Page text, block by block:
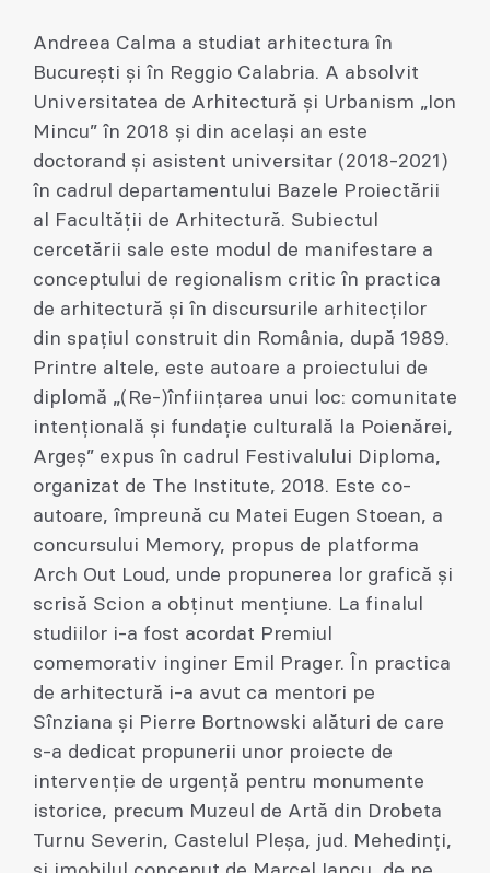
Andreea Calma a studiat arhitectura în
București și în Reggio Calabria. A absolvit
Universitatea de Arhitectură și Urbanism „Ion
Mincu” în 2018 și din același an este
doctorand și asistent universitar (2018-2021)
în cadrul departamentului Bazele Proiectării
al Facultății de Arhitectură. Subiectul
cercetării sale este modul de manifestare a
conceptului de regionalism critic în practica
de arhitectură și în discursurile arhitecților
din spațiul construit din România, după 1989.
Printre altele, este autoare a proiectului de
diplomă „(Re-)înființarea unui loc: comunitate
intenţională și fundație culturală la Poienărei,
Argeș” expus în cadrul Festivalului Diploma,
organizat de The Institute, 2018. Este co-
autoare, împreună cu Matei Eugen Stoean, a
concursului Memory, propus de platforma
Arch Out Loud, unde propunerea lor grafică și
scrisă Scion a obținut mențiune. La finalul
studiilor i-a fost acordat Premiul
comemorativ inginer Emil Prager. În practica
de arhitectură i-a avut ca mentori pe
Sînziana și Pierre Bortnowski alături de care
s-a dedicat propunerii unor proiecte de
intervenție de urgență pentru monumente
istorice, precum Muzeul de Artă din Drobeta
Turnu Severin, Castelul Pleșa, jud. Mehedinți,